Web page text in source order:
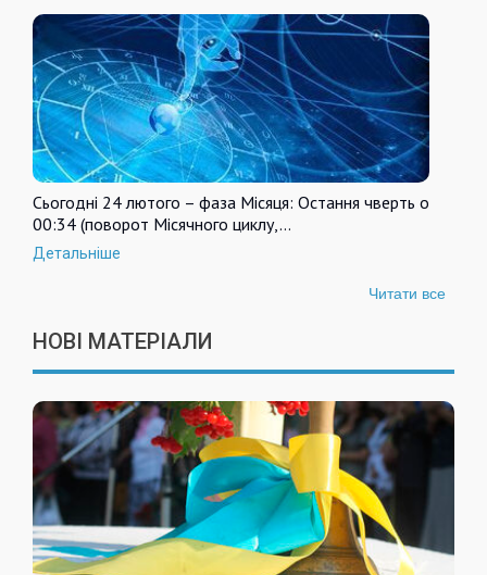
Сьогодні 24 лютого – фаза Місяця: Остання чверть о
00:34 (поворот Місячного циклу,…
Детальніше
Читати все
НОВІ МАТЕРІАЛИ